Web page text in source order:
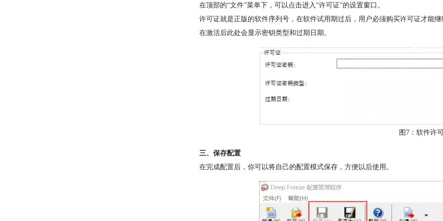
在顶部的“文件”菜单下，可以点击进入“许可证”的设置窗口。
许可证就是正版的软件序列号，在软件试用期过后，用户必须购买许可证才能
在激活后此处会显示密钥类型和过期日期。
图7：软件许
三、保存配置
在完成配置后，你可以将自己的配置模式保存，方便以后使用。